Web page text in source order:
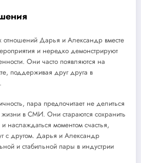
отношений Дарья и Александр вместе
и нередко демонстрируют
Они часто появляются на
поддерживая друг друга в
пара предпочитает не делиться
в СМИ. Они стараются сохранить
наслаждаться моментом счастья,
с другом. Дарья и Александр
и стабильной пары в индустрии